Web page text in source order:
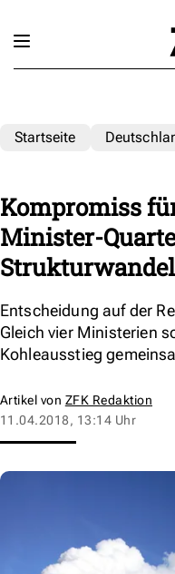
Startseite
Kompromiss
Minister-
Strukturwandel
Entscheidung auf der
Gleich vier Ministerien
Kohleausstieg
Artikel von ZFK Redaktion
11.04.2018, 13:14 Uhr